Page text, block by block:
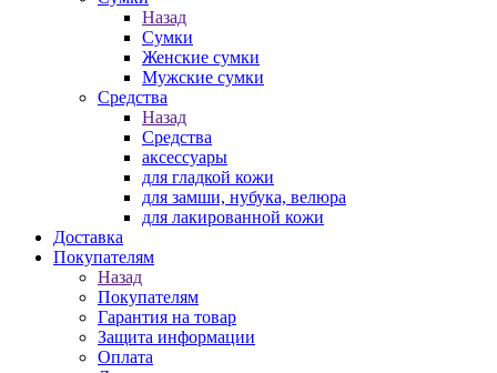
Назад
Сумки
Женские сумки
Мужские сумки
Средства
Назад
Средства
аксессуары
для гладкой кожи
для замши, нубука, велюра
для лакированной кожи
Доставка
Покупателям
Назад
Покупателям
Гарантия на товар
Защита информации
Оплата